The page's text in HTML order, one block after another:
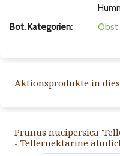
Bot. Kategorien:
Obst
Aktionsprodukte in
Prunus nucipersica
- Tellernektarine